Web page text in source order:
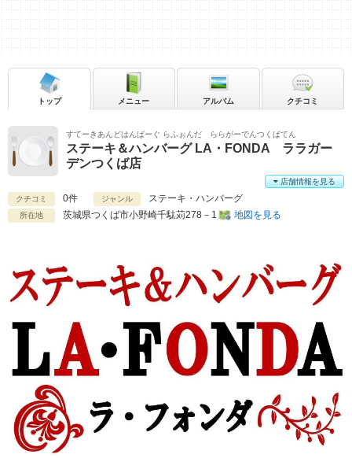
すてーきあんどはんばーぐ らふぉんだ ららがーでんつくばてん
ステーキ＆ハンバーグ LA・FONDA ララガー
デンつくば店
クチコミ 0件 ジャンル ステーキ・ハンバーグ
所在地 茨城県つくば市小野崎千駄苅278－1 地図を見る
店舗情報を見る
トップ メニュー アルバム クチコミ